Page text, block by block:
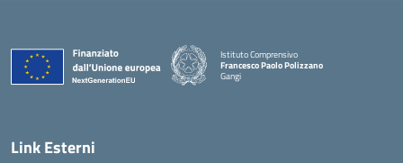
Istituto Comprensivo
Francesco Paolo Polizzano
Gangi
— Visita la pagina iniziale della scuola
Link Esterni